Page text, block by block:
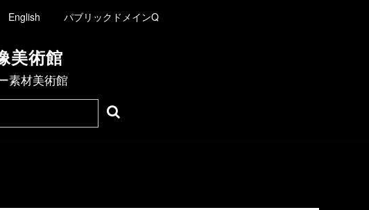
English パブリックドメインQ
美術館
素材美術館